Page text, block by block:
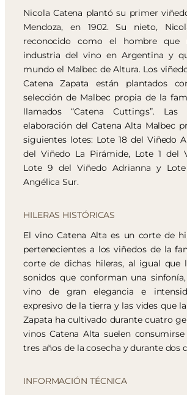
Nicola Catena plantó su primer
Mendoza, en 1902. Su nieto,
reconocido como el hombre que
industria del vino en Argentina y
mundo el Malbec de Altura. Los
Catena Zapata están plantados
selección de Malbec propia de la
llamados “Catena Cuttings”.
elaboración del Catena Alta Malbec
siguientes lotes: Lote 18 del Viñedo
del Viñedo La Pirámide, Lote 1 del
Lote 9 del Viñedo Adrianna y
Angélica Sur.
HILERAS HISTÓRICAS
El vino Catena Alta es un corte de
pertenecientes a los viñedos de la
corte de dichas hileras, al igual que
sonidos que conforman una
vino de gran elegancia e
expresivo de la tierra y las vides que
Zapata ha cultivado durante cuatro
vinos Catena Alta suelen
tres años de la cosecha y durante dos
INFORMACIÓN TÉCNICA